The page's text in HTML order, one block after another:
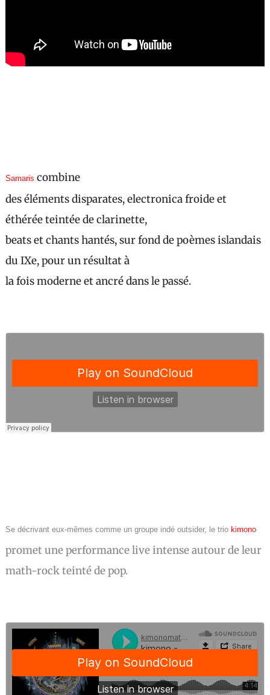
Samaris combine
des éléments disparates, electronica froide et
éthérée teintée de clarinette,
beats et chants hantés, sur fond de poèmes islandais
du IXe, pour un résultat à
la fois moderne et ancré dans le passé.
Se décrivant eux-mêmes comme un groupe indé outsider, le trio kimono
promet une performance live intense autour de leur
math-rock teinté de pop.